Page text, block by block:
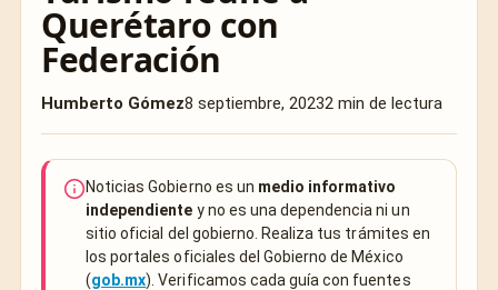
Querétaro con
Federación
Humberto Gómez8 septiembre, 20232 min de lectura
Noticias Gobierno es un medio informativo
independiente y no es una dependencia ni un
sitio oficial del gobierno. Realiza tus trámites en
los portales oficiales del Gobierno de México
(gob.mx). Verificamos cada guía con fuentes